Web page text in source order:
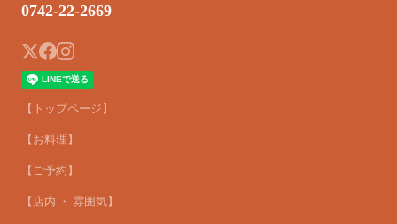
0742-22-2669
【トップページ】
【お料理】
【ご予約】
【店内 ・ 雰囲気】